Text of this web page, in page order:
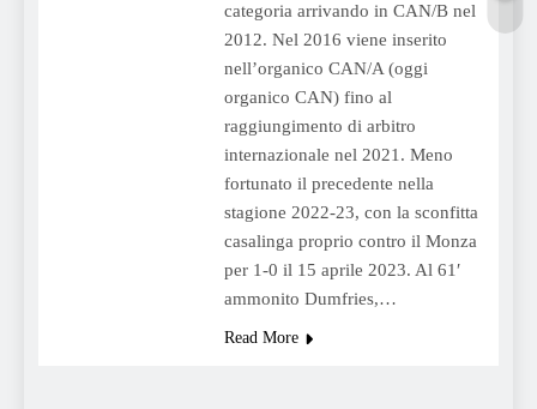
categoria arrivando in CAN/B nel
2012. Nel 2016 viene inserito
nell’organico CAN/A (oggi
organico CAN) fino al
raggiungimento di arbitro
internazionale nel 2021. Meno
fortunato il precedente nella
stagione 2022-23, con la sconfitta
casalinga proprio contro il Monza
per 1-0 il 15 aprile 2023. Al 61′
ammonito Dumfries,…
Read More